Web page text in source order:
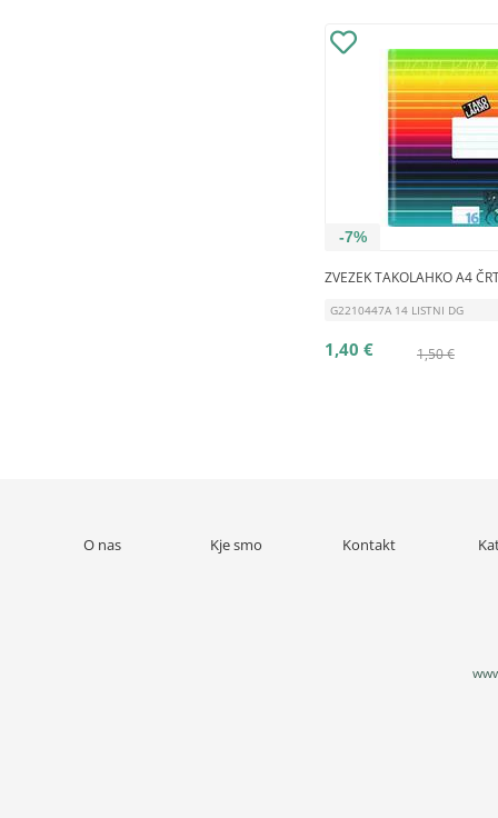
-7%
ZVEZEK TAKOLAHKO A4
G2210447A 14 LISTNI DG
1,50 €
1,40 €
O nas Kje smo Kontakt